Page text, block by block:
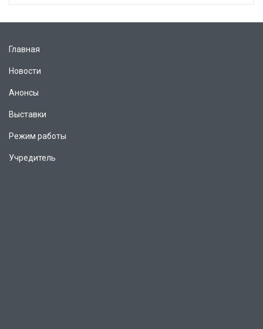
Главная
Новости
Анонсы
Выставки
Режим работы
Учредитель